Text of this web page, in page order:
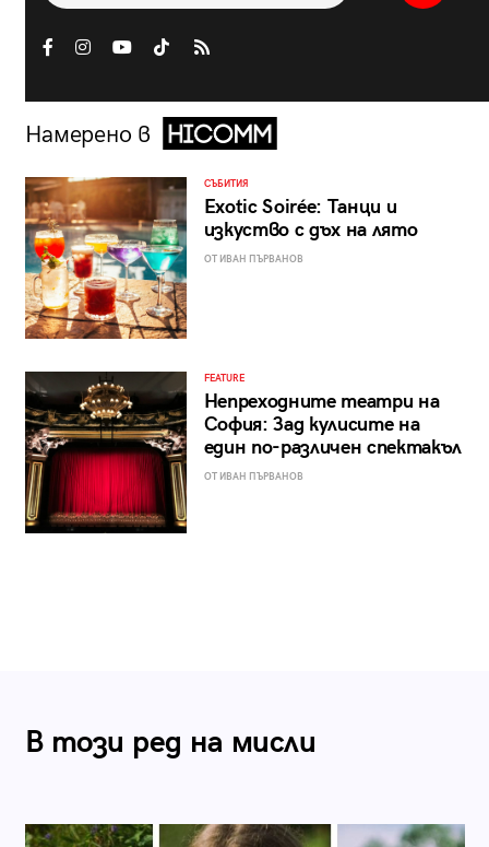
Намерено в
СЪБИТИЯ
Exotic Soirée: Танци и
изкуство с дъх на лято
ОТ ИВАН ПЪРВАНОВ
FEATURE
Непреходните театри на
София: Зад кулисите на
един по-различен спектакъл
ОТ ИВАН ПЪРВАНОВ
В този ред на мисли